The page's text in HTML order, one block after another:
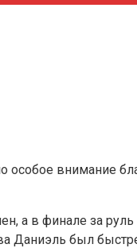
особое внимание
а в финале за
Даниэль был